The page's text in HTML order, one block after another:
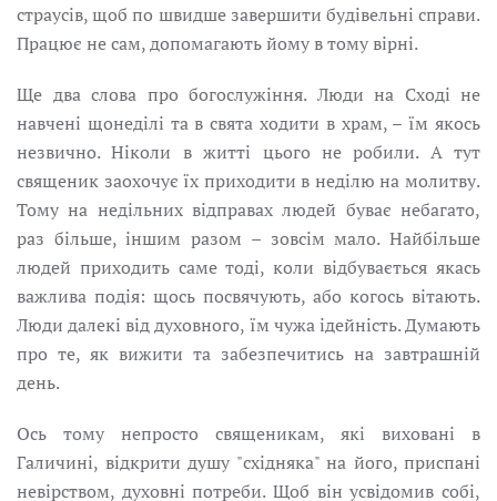
страусів, щоб по швидше завершити будівельні справи.
Працює не сам, допомагають йому в тому вірні.
Ще два слова про богослужіння. Люди на Сході не
навчені щонеділі та в свята ходити в храм, – їм якось
незвично. Ніколи в житті цього не робили. А тут
священик заохочує їх приходити в неділю на молитву.
Тому на недільних відправах людей буває небагато,
раз більше, іншим разом – зовсім мало. Найбільше
людей приходить саме тоді, коли відбувається якась
важлива подія: щось посвячують, або когось вітають.
Люди далекі від духовного, їм чужа ідейність. Думають
про те, як вижити та забезпечитись на завтрашній
день.
Ось тому непросто священикам, які виховані в
Галичині, відкрити душу "східняка" на його, приспані
невірством, духовні потреби. Щоб він усвідомив собі,